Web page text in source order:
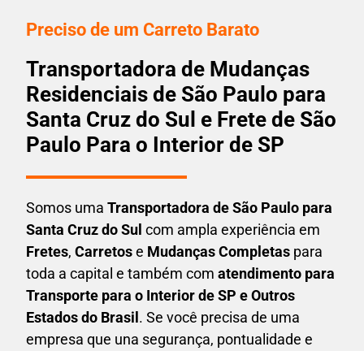
Preciso de um Carreto Barato
Transportadora de Mudanças
Residenciais de São Paulo para
Santa Cruz do Sul e Frete de São
Paulo Para o Interior de SP
Somos uma Transportadora de São Paulo para
Santa Cruz do Sul com ampla experiência em
Fretes, Carretose Mudanças Completas para
toda a capital e também com atendimento para
Transporte para o Interior de SP e Outros
Estados do Brasil . Se você precisa de uma
empresa que una segurança, pontualidade e